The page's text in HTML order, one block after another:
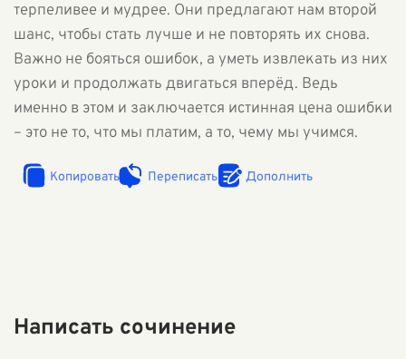
терпеливее и мудрее. Они предлагают нам второй
шанс, чтобы стать лучше и не повторять их снова.
Важно не бояться ошибок, а уметь извлекать из них
уроки и продолжать двигаться вперёд. Ведь
именно в этом и заключается истинная цена ошибки
– это не то, что мы платим, а то, чему мы учимся.
Копировать Переписать Дополнить
Написать сочинение